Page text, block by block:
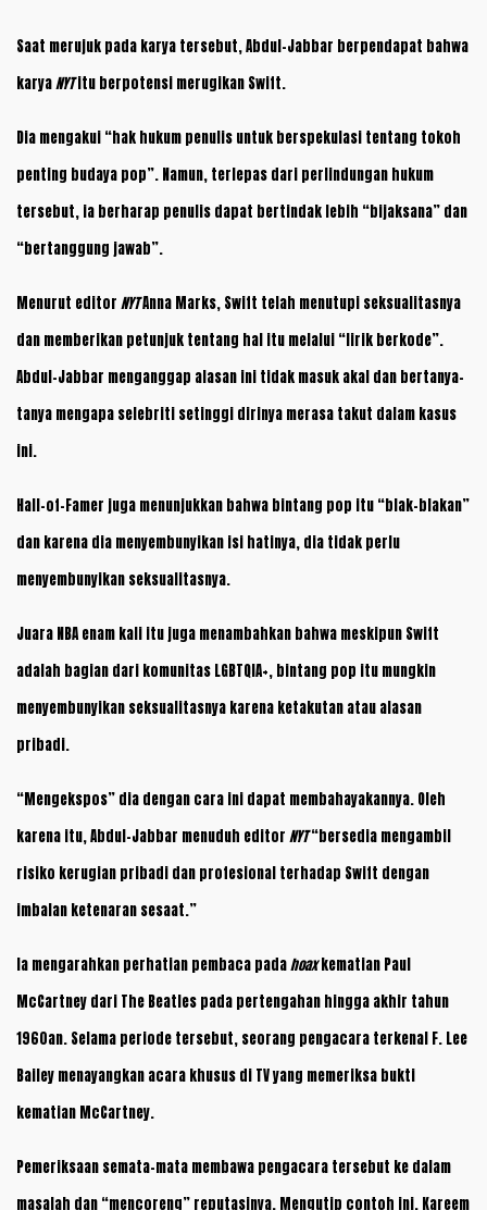
Saat merujuk pada karya tersebut, Abdul-Jabbar berpendapat bahwa
karyaNYTitu berpotensi merugikan Swift.
Dia mengakui “hak hukum penulis untuk berspekulasi tentang tokoh
penting budaya pop”. Namun, terlepas dari perlindungan hukum
tersebut, ia berharap penulis dapat bertindak lebih “bijaksana” dan
“bertanggung jawab”.
Menurut editor NYTAnna Marks, Swift telah menutupi seksualitasnya
dan memberikan petunjuk tentang hal itu melalui “lirik berkode”.
Abdul-Jabbar menganggap alasan ini tidak masuk akal dan bertanya-
tanya mengapa selebriti setinggi dirinya merasa takut dalam kasus
ini.
Hall-of-Famer juga menunjukkan bahwa bintang pop itu “blak-blakan”
dan karena dia menyembunyikan isi hatinya, dia tidak perlu
menyembunyikan seksualitasnya.
Juara NBA enam kali itu juga menambahkan bahwa meskipun Swift
adalah bagian dari komunitas LGBTQIA+, bintang pop itu mungkin
menyembunyikan seksualitasnya karena ketakutan atau alasan
pribadi.
“Mengekspos” dia dengan cara ini dapat membahayakannya. Oleh
karena itu, Abdul-Jabbar menuduh editor NYT“bersedia mengambil
risiko kerugian pribadi dan profesional terhadap Swift dengan
imbalan ketenaran sesaat.”
Ia mengarahkan perhatian pembaca padahoaxkematian Paul
McCartney dari The Beatles pada pertengahan hingga akhir tahun
1960an. Selama periode tersebut, seorang pengacara terkenal F. Lee
Bailey menayangkan acara khusus di TV yang memeriksa bukti
kematian McCartney.
Pemeriksaan semata-mata membawa pengacara tersebut ke dalam
masalah dan “mencoreng” reputasinya. Mengutip contoh ini, Kareem